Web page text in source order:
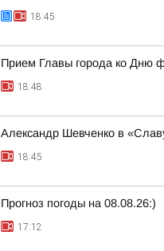
18:45
Прием Главы города ко Дню
18:48
Александр Шевченко в
18:45
Прогноз погоды на 08.08.26:)
17:12